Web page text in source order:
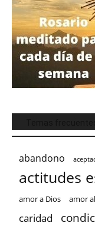
abandono
actitudes
amor a Dios amor
caridad